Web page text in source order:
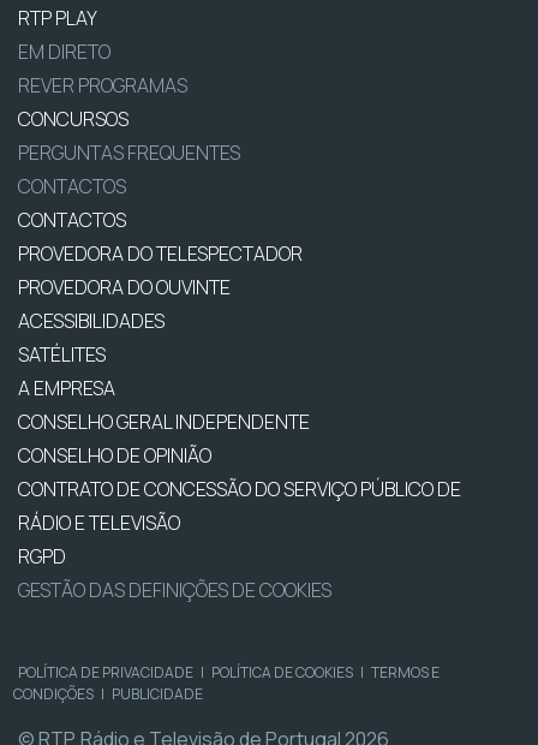
RTP PLAY
EM DIRETO
REVER PROGRAMAS
CONCURSOS
PERGUNTAS FREQUENTES
CONTACTOS
CONTACTOS
PROVEDORA DO TELESPECTADOR
PROVEDORA DO OUVINTE
ACESSIBILIDADES
SATÉLITES
A EMPRESA
CONSELHO GERAL INDEPENDENTE
CONSELHO DE OPINIÃO
CONTRATO DE CONCESSÃO DO SERVIÇO PÚBLICO DE
RÁDIO E TELEVISÃO
RGPD
GESTÃO DAS DEFINIÇÕES DE COOKIES
POLÍTICA DE PRIVACIDADE | POLÍTICA DE COOKIES | TERMOS E
CONDIÇÕES | PUBLICIDADE
© RTP, Rádio e Televisão de Portugal 2026